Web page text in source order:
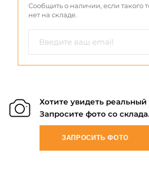
Сообщить о наличии, если такого
нет на складе.
Хотите увидеть реальный
Запросите фото со склада.
ЗАПРОСИТЬ ФОТО